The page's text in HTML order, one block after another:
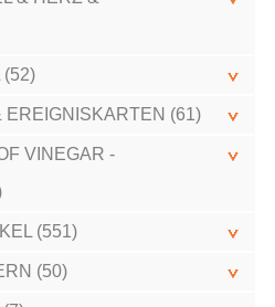
(52)
(61)
VINEGAR -
(551)
(50)